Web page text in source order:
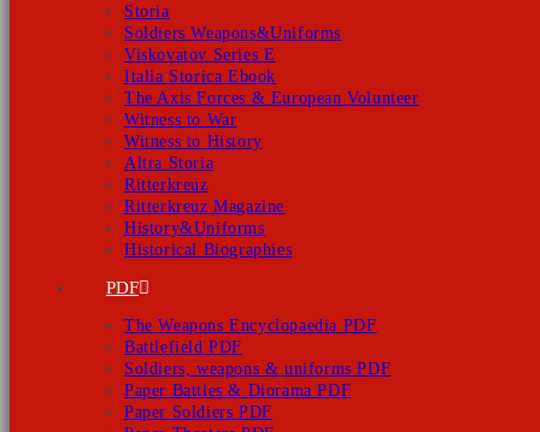
Storia
Soldiers Weapons&Uniforms
Viskovatov Series E
Italia Storica Ebook
The Axis Forces & European Volunteer
Witness to War
Witness to History
Altra Storia
Ritterkreuz
Ritterkreuz Magazine
History&Uniforms
Historical Biographies
PDF
The Weapons Encyclopaedia PDF
Battlefield PDF
Soldiers, weapons & uniforms PDF
Paper Battles & Diorama PDF
Paper Soldiers PDF